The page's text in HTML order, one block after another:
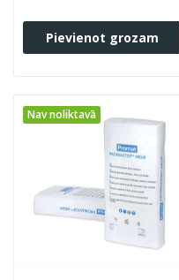
Pievienot grozam
Nav noliktavā